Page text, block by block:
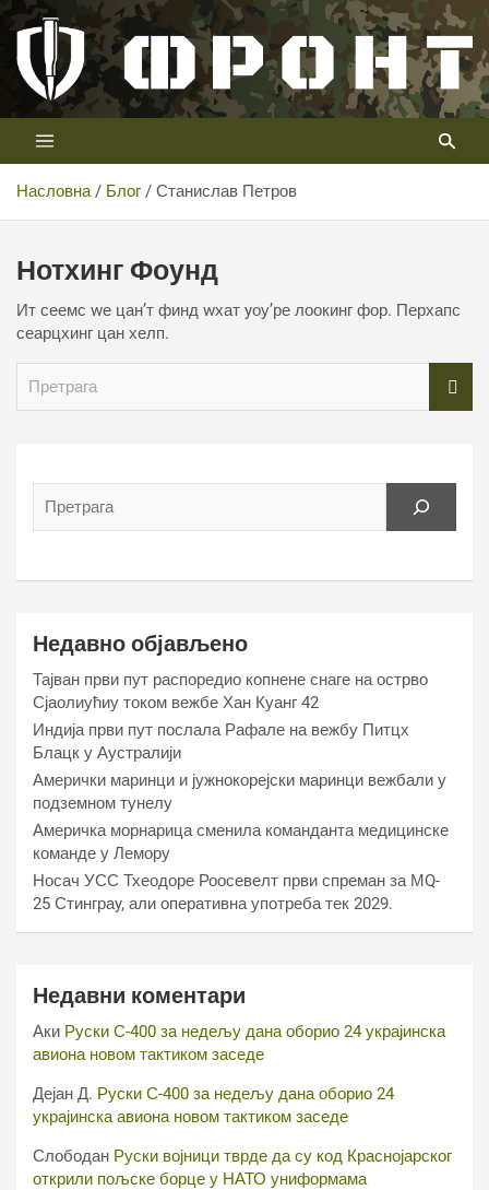
Скип
цонтент
Телевизија ФРОНТ
Први војни канал у Србији
Насловна Блог Станислав Петров
Нотхинг Фоунд
Ит сеемс wе цан’т финд wхат yоу’ре лоокинг фор. Перхапс
сеарцхинг цан хелп.
Недавно објављено
Тајван први пут распоредио копнене снаге на острво
Сјаолиућиу током вежбе Хан Куанг 42
Индија први пут послала Рафале на вежбу Питцх
Блацк у Аустралији
Амерички маринци и јужнокорејски маринци вежбали у
подземном тунелу
Америчка морнарица сменила команданта медицинске
команде у Лемору
Носач УСС Тхеодоре Роосевелт први спреман за МQ-
25 Стинграy, али оперативна употреба тек 2029.
Недавни коментари
Аки Руски С-400 за недељу дана оборио 24 украјинска
авиона новом тактиком заседе
Дејан Д. Руски С-400 за недељу дана оборио 24
украјинска авиона новом тактиком заседе
Слободан Руски војници тврде да су код Краснојарског
открили пољске борце у НАТО униформама